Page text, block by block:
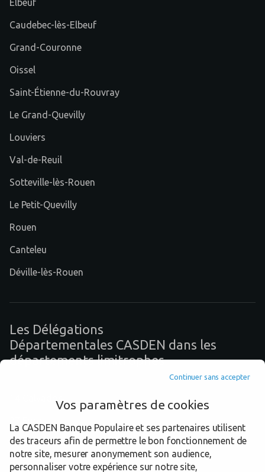
Elbeuf
Caudebec-lès-Elbeuf
Grand-Couronne
Oissel
Saint-Étienne-du-Rouvray
Le Grand-Quevilly
Louviers
Val-de-Reuil
Sotteville-lès-Rouen
Le Petit-Quevilly
Rouen
Canteleu
Déville-lès-Rouen
Les Délégations
Départementales CASDEN dans les
départements limitrophes
60 Oise
80 Somme
Continuer sans accepter
Vos paramètres de cookies
La CASDEN Banque Populaire et ses partenaires utilisent
des traceurs afin de permettre le bon fonctionnement de
notre site, mesurer anonymement son audience,
personnaliser votre expérience sur notre site,